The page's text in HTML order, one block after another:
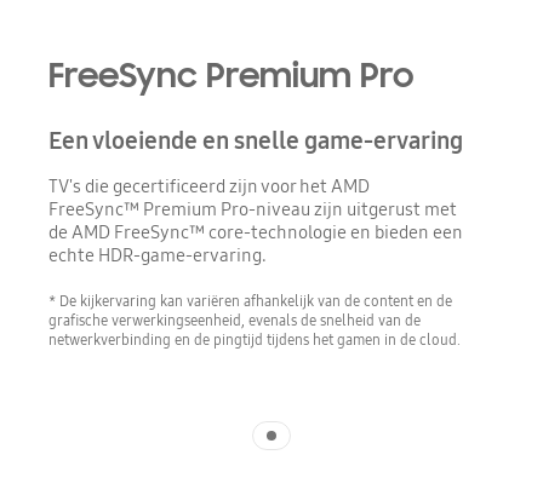
FreeSync Premium Pro
Een vloeiende en snelle game-ervaring
TV's die gecertificeerd zijn voor het AMD
FreeSync™ Premium Pro-niveau zijn uitgerust met
de AMD FreeSync™ core-technologie en bieden een
echte HDR-game-ervaring.
* De kijkervaring kan variëren afhankelijk van de content en de
grafische verwerkingseenheid, evenals de snelheid van de
netwerkverbinding en de pingtijd tijdens het gamen in de cloud.